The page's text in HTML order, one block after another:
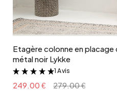
Ajouter au
Etagère colonne en placage
métal noir Lykke
&
1 Avis
249.00 € 279.00 €